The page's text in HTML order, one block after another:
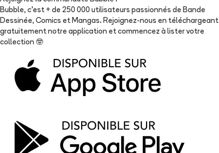
Bubble, c'est + de 250 000 utilisateurs passionnés de Bande
Dessinée, Comics et Mangas. Rejoignez-nous en téléchargeant
gratuitement notre application et commencez à lister votre
collection 🤓